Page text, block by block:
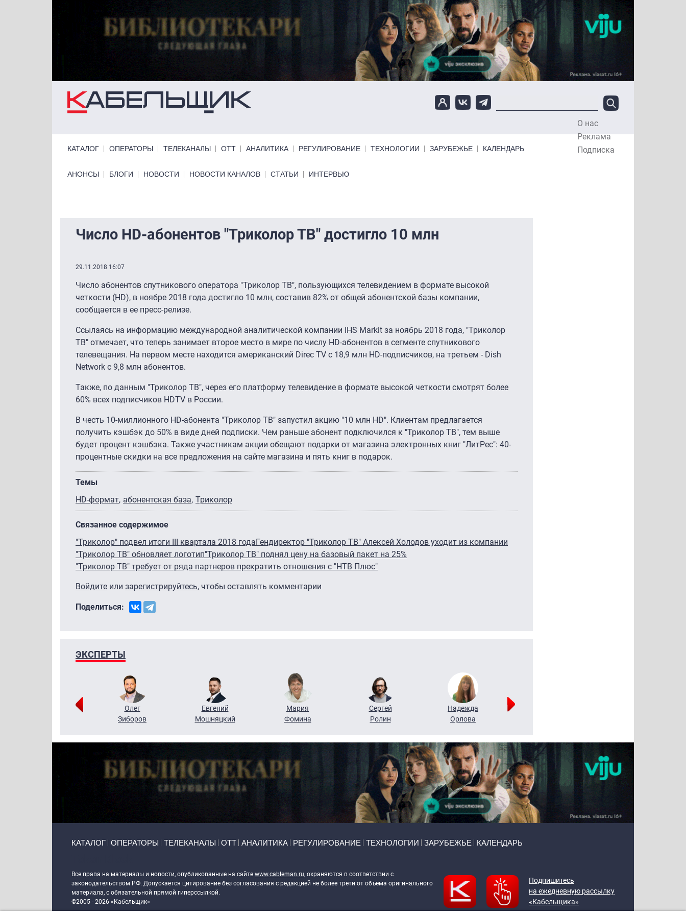
О нас
Реклама
Подписка
КАТАЛОГ ОПЕРАТОРЫ ТЕЛЕКАНАЛЫ ОТТ АНАЛИТИКА РЕГУЛИРОВАНИЕ ТЕХНОЛОГИИ ЗАРУБЕЖЬЕ КАЛЕНДАРЬ
Primary links bottom
АНОНСЫ БЛОГИ НОВОСТИ НОВОСТИ КАНАЛОВ СТАТЬИ ИНТЕРВЬЮ
Число HD-абонентов "Триколор ТВ" достигло 10 млн
29.11.2018 16:07
Число абонентов спутникового оператора "Триколор ТВ", пользующихся телевидением в формате высокой
четкости (HD), в ноябре 2018 года достигло 10 млн, составив 82% от общей абонентской базы компании,
сообщается в ее пресс-релизе.
Ссылаясь на информацию международной аналитической компании IHS Markit за ноябрь 2018 года, "Триколор
ТВ" отмечает, что теперь занимает второе место в мире по числу HD-абонентов в сегменте спутникового
телевещания. На первом месте находится американский Direc TV с 18,9 млн HD-подписчиков, на третьем - Dish
Network с 9,8 млн абонентов.
Также, по данным "Триколор ТВ", через его платформу телевидение в формате высокой четкости смотрят более
60% всех подписчиков HDTV в России.
В честь 10-миллионного HD-абонента "Триколор ТВ" запустил акцию "10 млн HD". Клиентам предлагается
получить кэшбэк до 50% в виде дней подписки. Чем раньше абонент подключился к "Триколор ТВ", тем выше
будет процент кэшбэка. Также участникам акции обещают подарки от магазина электронных книг "ЛитРес": 40-
процентные скидки на все предложения на сайте магазина и пять книг в подарок.
Темы
HD-формат абонентская база Триколор
Связанное содержимое
"Триколор" подвел итоги III квартала 2018 годаГендиректор "Триколор ТВ" Алексей Холодов уходит из компании
"Триколор ТВ" обновляет логотип"Триколор ТВ" поднял цену на базовый пакет на 25%
"Триколор ТВ" требует от ряда партнеров прекратить отношения с "НТВ Плюс"
Войдите или зарегистрируйтесь, чтобы оставлять комментарии
Поделиться:
ЭКСПЕРТЫ
Олег
Зиборов
Евгений
Мошняцкий
Мария
Фомина
Сергей
Ролин
Надежда
Орлова
КАТАЛОГ ОПЕРАТОРЫ ТЕЛЕКАНАЛЫ ОТТ АНАЛИТИКА РЕГУЛИРОВАНИЕ ТЕХНОЛОГИИ ЗАРУБЕЖЬЕ КАЛЕНДАРЬ
Все права на материалы и новости, опубликованные на сайте www.cableman.ru, охраняются в соответствии с
законодательством РФ. Допускается цитирование без согласования с редакцией не более трети от объема оригинального
материала, с обязательной прямой гиперссылкой.
©2005 - 2026 «Кабельщик»
Подпишитесь
на ежедневную рассылку
«Кабельщика»